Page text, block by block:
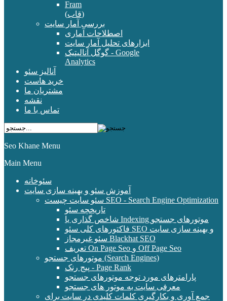
Fram
(قاب)
بررسی آمار سایت
اصطلاحات آماری
ابزارهای تحلیل آمار سایت
گوگل آنالیتیک - Google
Analytics
آنالیز سئو
خرید هاست
مشتریان ما
نقشه
تماس با ما
Seo Khane Menu
Main Menu
سئوخانه
آموزش سئو و بهینه سازی سایت
سئو سایت چیست SEO - Search Engine Optimization
تاریخچه سئو
شاخص گذاری یا Indexing موتورهای جستجو
فاکتورهای کلی سئو SEO و بهینه سازی سایت
سئو غیرمجاز Blackhat SEO
تعریف On Page Seo و Off Page Seo
موتورهای جستجو (Search Engines)
پیج رنک - Page Rank
پارامترهای مورد توجه موتورهای جستجو
معرفی سایت به موتور های جستجو
جمع آوری و بکارگیری کلمات کلیدی در سایت برای